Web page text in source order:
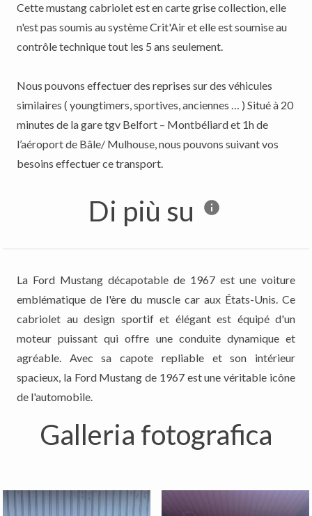
Cette mustang cabriolet est en carte grise collection, elle
n'est pas soumis au système Crit'Air et elle est soumise au
contrôle technique tout les 5 ans seulement.
Nous pouvons effectuer des reprises sur des véhicules
similaires ( youngtimers, sportives, anciennes … ) Situé à 20
minutes de la gare tgv Belfort – Montbéliard et 1h de
l’aéroport de Bâle/ Mulhouse, nous pouvons suivant vos
besoins effectuer ce transport.
Di più su
La Ford Mustang décapotable de 1967 est une voiture
emblématique de l'ère du muscle car aux États-Unis. Ce
cabriolet au design sportif et élégant est équipé d'un
moteur puissant qui offre une conduite dynamique et
agréable. Avec sa capote repliable et son intérieur
spacieux, la Ford Mustang de 1967 est une véritable icône
de l'automobile.
Galleria fotografica